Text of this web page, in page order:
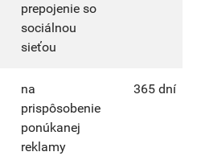
prepojenie so
sociálnou
sieťou
na
prispôsobenie
ponúkanej
reklamy
365 dní